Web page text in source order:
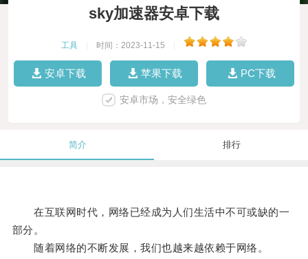
sky加速器安卓下载
工具 时间：2023-11-15
安卓下载 苹果下载 PC下载
安卓市场，安全绿色
简介 排行
在互联网时代，网络已经成为人们生活中不可或缺的一
部分。
随着网络的不断发展，我们也越来越依赖于网络。